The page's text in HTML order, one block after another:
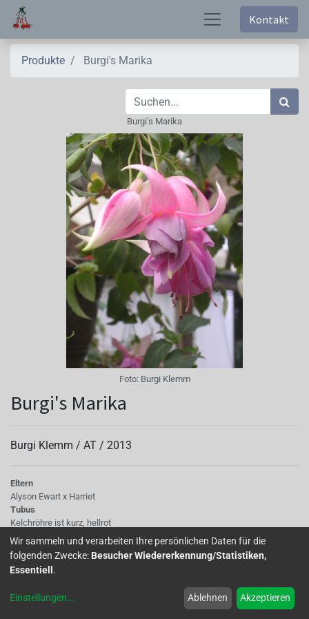
Kontakt
Produkte Burgi's Marika
Burgi's Marika
Foto: Burgi Klemm
Burgi's Marika
Burgi Klemm / AT / 2013
Eltern
Alyson Ewart x Harriet
Tubus
Kelchröhre ist kurz, hellrot
Sepalen
Kelchblätter hellrosa und zurückgebogen
Korolle/Petalen
altrosa bis zart blaulila, locker gefüllt
zart rosa
Wir sammeln und verarbeiten Ihre persönlichen Daten für die
folgenden Zwecke: Besucher Wiedererkennung/Statistiken,
Essentiell .
Einstellungen... Ablehnen Akzeptieren